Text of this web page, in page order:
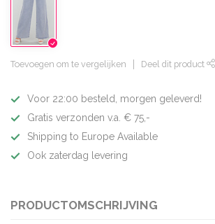
Toevoegen om te vergelijken Deel dit product
Voor 22:00 besteld, morgen geleverd!
Gratis verzonden v.a. € 75,-
Shipping to Europe Available
Ook zaterdag levering
PRODUCTOMSCHRIJVING